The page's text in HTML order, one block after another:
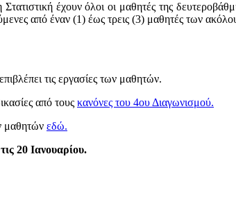
έχουν όλοι οι μαθητές της
από έναν (1) έως τρεις (3) μαθητές των
τις εργασίες των μαθητών.
από τους κανόνες του 4ου Διαγωνισμού.
μαθητών εδώ.
20 Ιανουαρίου.